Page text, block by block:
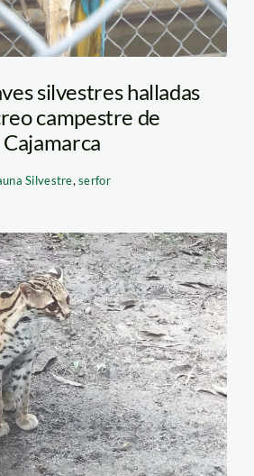
silvestres halladas
campestre de
Cajamarca
Silvestre,serfor
andina